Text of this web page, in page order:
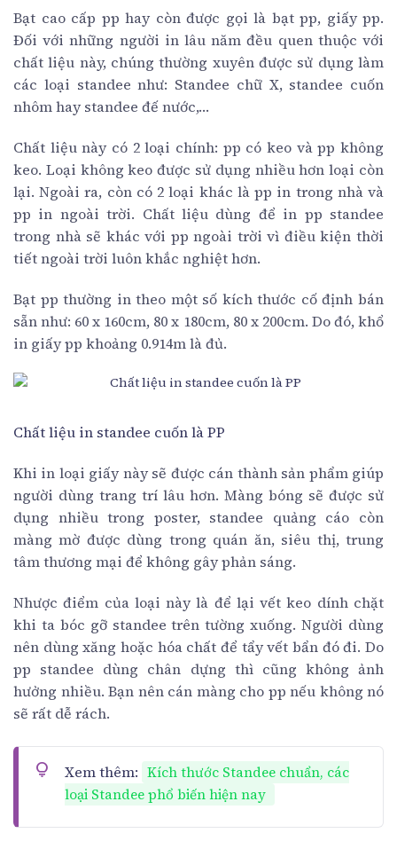
Bạt cao cấp pp hay còn được gọi là bạt pp, giấy pp.
Đối với những người in lâu năm đều quen thuộc với
chất liệu này, chúng thường xuyên được sử dụng làm
các loại standee như: Standee chữ X, standee cuốn
nhôm hay standee đế nước,…
Chất liệu này có 2 loại chính: pp có keo và pp không
keo. Loại không keo được sử dụng nhiều hơn loại còn
lại. Ngoài ra, còn có 2 loại khác là pp in trong nhà và
pp in ngoài trời. Chất liệu dùng để in pp standee
trong nhà sẽ khác với pp ngoài trời vì điều kiện thời
tiết ngoài trời luôn khắc nghiệt hơn.
Bạt pp thường in theo một số kích thước cố định bán
sẵn như: 60 x 160cm, 80 x 180cm, 80 x 200cm. Do đó, khổ
in giấy pp khoảng 0.914m là đủ.
Chất liệu in standee cuốn là PP
Khi in loại giấy này sẽ được cán thành sản phẩm giúp
người dùng trang trí lâu hơn. Màng bóng sẽ được sử
dụng nhiều trong poster, standee quảng cáo còn
màng mờ được dùng trong quán ăn, siêu thị, trung
tâm thương mại để không gây phản sáng.
Nhược điểm của loại này là để lại vết keo dính chặt
khi ta bóc gỡ standee trên tường xuống. Người dùng
nên dùng xăng hoặc hóa chất để tẩy vết bẩn đó đi. Do
pp standee dùng chân dựng thì cũng không ảnh
hưởng nhiều. Bạn nên cán màng cho pp nếu không nó
sẽ rất dễ rách.
Xem thêm: Kích thước Standee chuẩn, các
loại Standee phổ biến hiện nay